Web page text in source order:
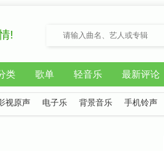
!
类 歌单 轻音乐 最新评论
视原声 电子乐 背景音乐 手机铃声